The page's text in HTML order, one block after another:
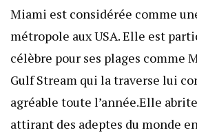
Miami est considérée comme
métropole aux USA. Elle est
célèbre pour ses plages comme
Gulf Stream qui la traverse lui
agréable toute l’année.Elle
attirant des adeptes du monde